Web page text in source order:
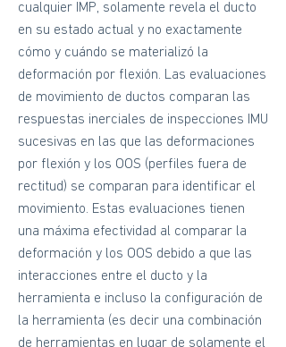
cualquier IMP, solamente revela el ducto
en su estado actual y no exactamente
cómo y cuándo se materializó la
deformación por flexión. Las evaluaciones
de movimiento de ductos comparan las
respuestas inerciales de inspecciones IMU
sucesivas en las que las deformaciones
por flexión y los OOS (perfiles fuera de
rectitud) se comparan para identificar el
movimiento. Estas evaluaciones tienen
una máxima efectividad al comparar la
deformación y los OOS debido a que las
interacciones entre el ducto y la
herramienta e incluso la configuración de
la herramienta (es decir una combinación
de herramientas en lugar de solamente el